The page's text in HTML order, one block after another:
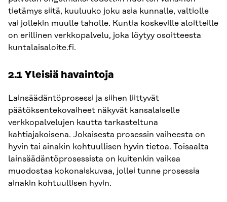
tietämys siitä, kuuluuko joku asia kunnalle, valtiolle
vai jollekin muulle taholle. Kuntia koskeville aloitteille
on erillinen verkkopalvelu, joka löytyy osoitteesta
kuntalaisaloite.fi.
2.1 Yleisiä havaintoja
Lainsäädäntöprosessi ja siihen liittyvät
päätöksentekovaiheet näkyvät kansalaiselle
verkkopalvelujen kautta tarkasteltuna
kahtiajakoisena. Jokaisesta prosessin vaiheesta on
hyvin tai ainakin kohtuullisen hyvin tietoa. Toisaalta
lainsäädäntöprosessista on kuitenkin vaikea
muodostaa kokonaiskuvaa, jollei tunne prosessia
ainakin kohtuullisen hyvin.